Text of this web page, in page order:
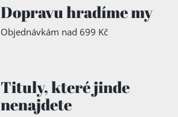
Dopravu hradíme my
Objednávkám nad 699 Kč
Tituly,které jinde
nenajdete